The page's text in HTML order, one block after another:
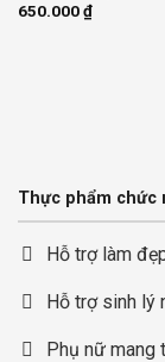
650.000₫
Thực phẩm chức
Hỗ trợ làm
Hỗ trợ sinh lý
Phụ nữ mang